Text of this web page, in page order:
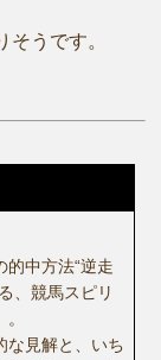
うです。
的中方法“逆走
、競馬スピリ
な見解と、いち